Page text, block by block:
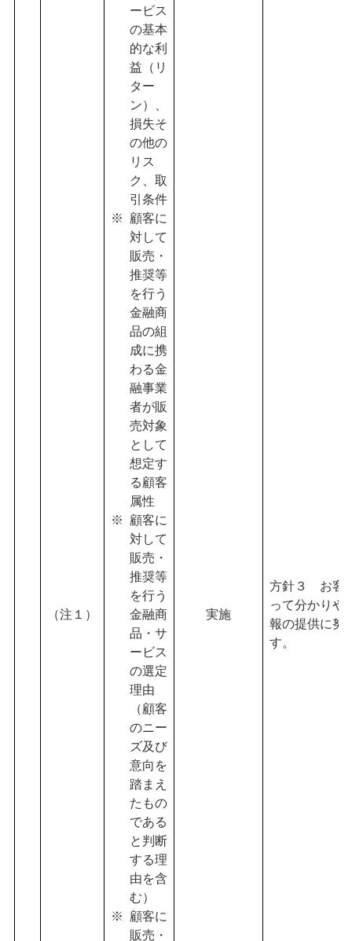
（注１）
ービス
の基本
的な利
益（リ
ター
ン）、
損失そ
の他の
リス
ク、取
引条件
顧客に
対して
販売・
推奨等
を行う
金融商
品の組
成に携
わる金
融事業
者が販
売対象
として
想定す
る顧客
属性
顧客に
対して
販売・
推奨等
を行う
金融商
品・サ
ービス
の選定
理由
（顧客
のニー
ズ及び
意向を
踏まえ
たもの
である
と判断
する理
由を含
む）
顧客に
販売・
実施
方針３ お客
って分かりや
報の提供に努
す。